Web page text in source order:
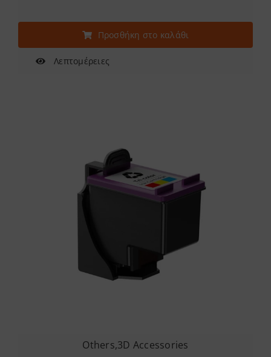
Προσθήκη στο καλάθι
Λεπτομέρειες
Others,3D Accessories